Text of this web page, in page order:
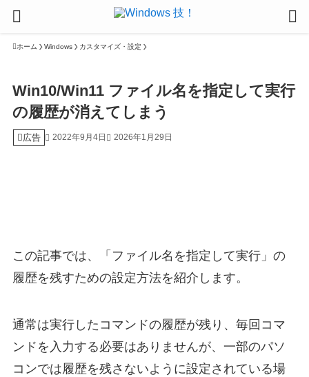
ホーム Windows カスタマイズ・設定
Win10/Win11 ファイル名を指定して実行
の履歴が消えてしまう
広告 2022年9月4日 2026年1月29日
この記事では、「ファイル名を指定して実行」の
履歴を残すための設定方法を紹介します。
通常は実行したコマンドの履歴が残り、毎回コマ
ンドを入力する必要はありませんが、一部のパソ
コンでは履歴を残さないように設定されている場